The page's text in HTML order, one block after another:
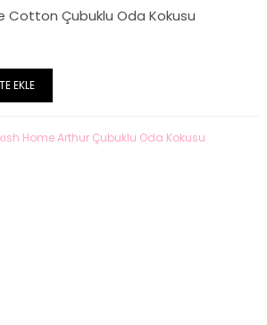
Cotton Çubuklu Oda Kokusu
EKLE